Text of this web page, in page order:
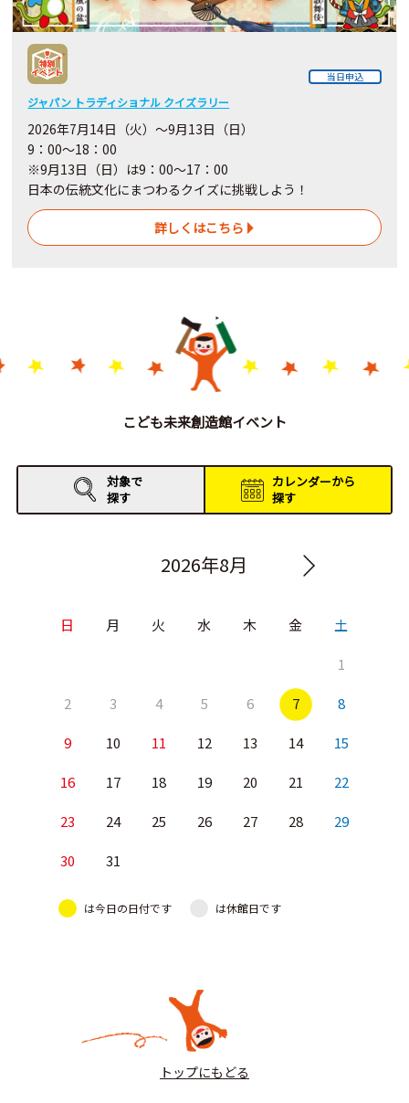
当日申込
ジャパン トラディショナル クイズラリー
2026年7月14日（火）～9月13日（日）
9：00～18：00
※9月13日（日）は9：00～17：00
日本の伝統文化にまつわるクイズに挑戦しよう！
詳しくはこちら
こども未来創造館イベント
対象で
探す
カレンダーから
探す
2026年8月
日 月 火 水 木 金 土
1
2 3 4 5 6 7 8
9 10 11 12 13 14 15
16 17 18 19 20 21 22
23 24 25 26 27 28 29
30 31
は今日の日付です は休館日です
トップにもどる